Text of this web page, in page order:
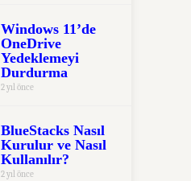
Windows 11’de
OneDrive
Yedeklemeyi
Durdurma
2 yıl önce
BlueStacks Nasıl
Kurulur ve Nasıl
Kullanılır?
2 yıl önce